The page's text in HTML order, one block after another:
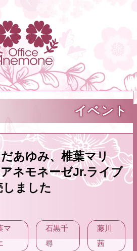
イベント
あゆみ、椎葉マリ
ネモネーゼJr.ライブ
しました
マ
石黒千
尋
藤川
茜